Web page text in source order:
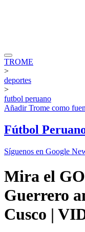
TROME
>
deportes
>
futbol peruano
AñadirTrome como
Fútbol
Síguenos en Google
Mira el
Guerrero
Cusco |